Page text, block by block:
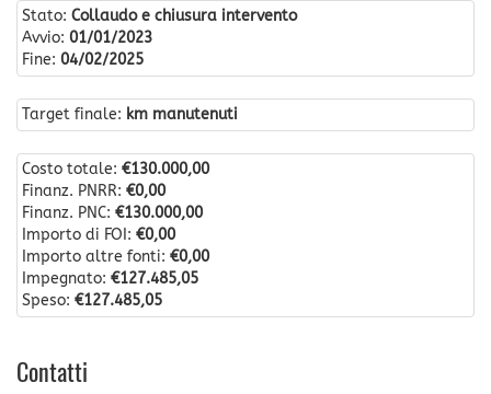
Stato: Collaudo e chiusura intervento
Avvio: 01/01/2023
Fine: 04/02/2025
Target finale: km manutenuti
Costo totale: €130.000,00
Finanz. PNRR: €0,00
Finanz. PNC: €130.000,00
Importo di FOI: €0,00
Importo altre fonti: €0,00
Impegnato: €127.485,05
Speso: €127.485,05
Contatti